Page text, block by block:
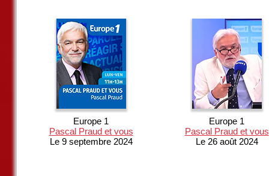
Europe 1
Pascal Praud et vous
Le 9 septembre 2024
Europe 1
Pascal Praud et vous
Le 26 août 2024